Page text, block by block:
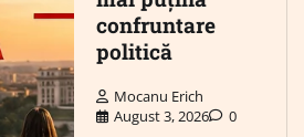
confruntare
politică
Mocanu Erich
August 3, 2026
0